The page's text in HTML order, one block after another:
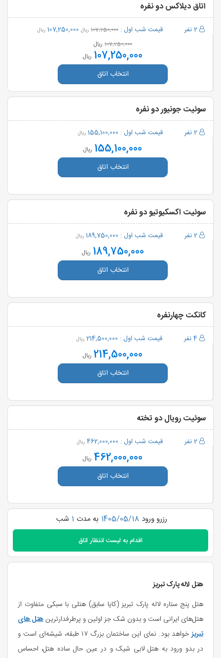
اتاق دیلاکس دو نفره
2 نفر قیمت شب اول : 107,250,000 ریال 107,250,000 ریال
107,250,000 ریال
107,250,000 ریال
انتخاب اتاق
سوئیت جونیور دو نفره
2 نفر قیمت شب اول : 155,100,000 ریال
155,100,000 ریال
انتخاب اتاق
سوئيت اکسکيوتيو دو نفره
2 نفر قیمت شب اول : 189,750,000 ریال
189,750,000 ریال
انتخاب اتاق
کانکت چهارنفره
4 نفر قیمت شب اول : 214,500,000 ریال
214,500,000 ریال
انتخاب اتاق
سوئیت رویال دو تخته
2 نفر قیمت شب اول : 462,000,000 ریال
462,000,000 ریال
انتخاب اتاق
رزرو ورود 1405/05/18 به مدت 1 شب
اقدام به لیست انتظار اتاق
هتل لاله پارک تبریز
هتل پنج ستاره لاله پارک تبریز (کایا سابق) هتلی با سبکی متفاوت از
هتل‌های ایرانی است و بدون شک جز اولین و پرطرفدارترینهتل های
تبریز
خواهد بود. نمای این ساختمان بزرگ ۱۷ طبقه، شیشه‌ای است و
در بدو ورود به هتل لابی شیک و در عین حال ساده هتل، احساس